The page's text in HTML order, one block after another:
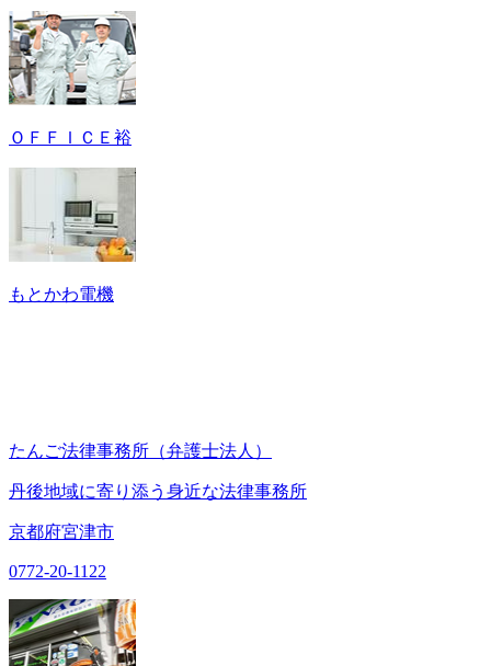
ＯＦＦＩＣＥ裕
もとかわ電機
たんご法律事務所（弁護士法人）
丹後地域に寄り添う身近な法律事務所
京都府宮津市
0772-20-1122